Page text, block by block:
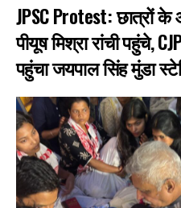
JPSC Protest: छात्रों
पीयूष मिश्रा रांची पहुंचे,
पहुंचा जयपाल सिंह मुंडा